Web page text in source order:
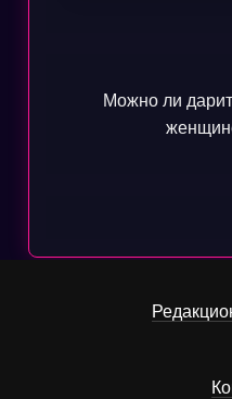
Можно ли